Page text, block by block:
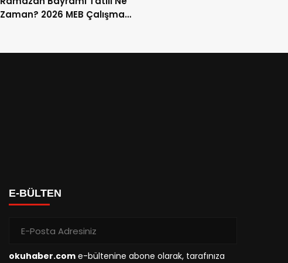
Zaman? 2026 MEB Çalışma
E-BÜLTEN
okuhaber.com e-bültenine abone olarak, tarafınıza